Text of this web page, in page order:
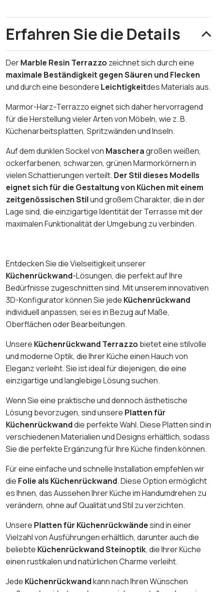
Erfahren Sie die Details
DerMarble Resin Terrazzo zeichnet sich durch eine
maximale Beständigkeit gegen Säuren und Flecken
und durch eine besondere Leichtigkeitdes Materials aus.
Marmor-Harz-Terrazzo eignet sich daher hervorragend
für die Herstellung vieler Arten von Möbeln, wie z. B.
Küchenarbeitsplatten, Spritzwänden und Inseln.
Auf dem dunklen Sockel von Mascheragroßen weißen,
ockerfarbenen, schwarzen, grünen Marmorkörnern in
vielen Schattierungen verteilt. Der Stil dieses Modells
eignet sich für die Gestaltung von Küchen mit einem
zeitgenössischen Stilund großem Charakter, die in der
Lage sind, die einzigartige Identität der Terrasse mit der
maximalen Funktionalität der Umgebung zu verbinden.
Entdecken Sie die Vielseitigkeit unserer
Küchenrückwand-Lösungen, die perfekt auf Ihre
Bedürfnisse zugeschnitten sind. Mit unserem innovativen
3D-Konfigurator können Sie jede Küchenrückwand
individuell anpassen, sei es in Bezug auf Maße,
Oberflächen oder Bearbeitungen.
Unsere Küchenrückwand Terrazzo bietet eine stilvolle
und moderne Optik, die Ihrer Küche einen Hauch von
Eleganz verleiht. Sie ist ideal für diejenigen, die eine
einzigartige und langlebige Lösung suchen.
Wenn Sie eine praktische und dennoch ästhetische
Lösung bevorzugen, sind unsere Platten für
Küchenrückwanddie perfekte Wahl. Diese Platten sind in
verschiedenen Materialien und Designs erhältlich, sodass
Sie die perfekte Ergänzung für Ihre Küche finden können.
Für eine einfache und schnelle Installation empfehlen wir
die Folie als Küchenrückwand. Diese Option ermöglicht
es Ihnen, das Aussehen Ihrer Küche im Handumdrehen zu
verändern, ohne auf Qualität und Stil zu verzichten.
Unsere Platten für Küchenrückwändesind in einer
Vielzahl von Ausführungen erhältlich, darunter auch die
beliebte Küchenrückwand Steinoptik, die Ihrer Küche
einen rustikalen und natürlichen Charme verleiht.
Jede Küchenrückwandkann nach Ihren Wünschen